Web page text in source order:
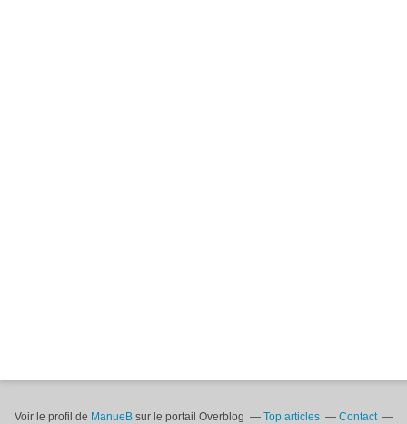
Voir le profil de ManueBsur le portail Overblog Top articles
Contact